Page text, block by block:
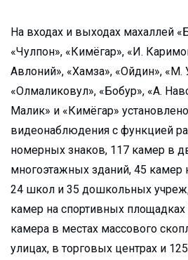
На входах и выходах махаллей
«Чулпон», «Кимёгар», «И.
Авлоний», «Хамза», «Ойдин», «М.
«Олмаликовул», «Бобур», «А.
Малик» и «Кимёгар»
видеонаблюдения с функцией
номерных знаков, 117 камер в
многоэтажных зданий, 45 камер
24 школ и 35 дошкольных
камер на спортивных
камера в местах массового
улицах, в торговых центрах и